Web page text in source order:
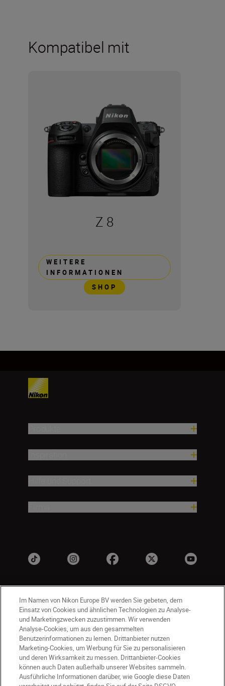
Kompatibel mit
Z 8
WEITERE
INFORMATIONEN
SHOP
DE Nikon Sites
Kontakt
Datenschutzhinweis
Nutzungsbedingungen
Geschäftsbedingungen des Nikon Stores
Im Namen von Nikon Europe BV werden Sie gebeten, dem
Einsatz von Cookies und ähnlichen Technologien zu Analyse-
und Marketingzwecken zuzustimmen. Wir verwenden
Analyse-Cookies, um aus den gesammelten
Benutzerinformationen zu lernen. Drittanbieter nutzen
Marketing-Cookies, um Werbung für Sie zu personalisieren
und deren Wirksamkeit zu messen. Drittanbieter-Cookies
können auch Daten außerhalb unserer Websites sammeln.
Ausführliche Informationen darüber, wie Google diese Daten